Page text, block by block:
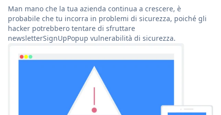
Man mano che la tua azienda continua a crescere, è
probabile che tu incorra in problemi di sicurezza, poiché gli
hacker potrebbero tentare di sfruttare
newsletterSignUpPopup vulnerabilità di sicurezza.